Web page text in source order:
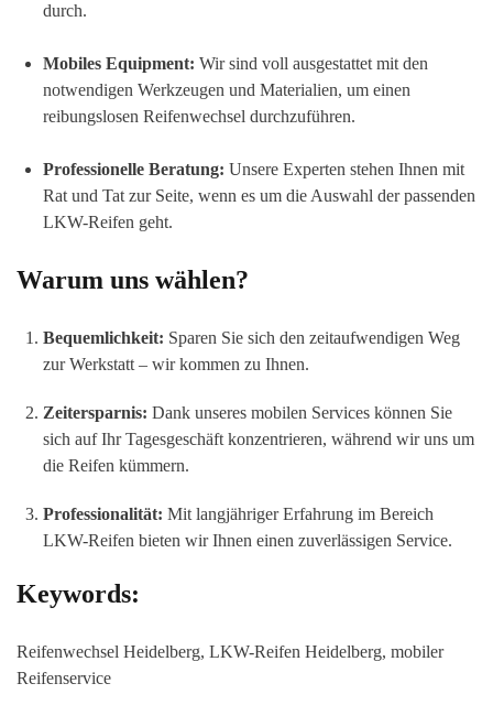
durch.
Mobiles Equipment: Wir sind voll ausgestattet mit den
notwendigen Werkzeugen und Materialien, um einen
reibungslosen Reifenwechsel durchzuführen.
Professionelle Beratung: Unsere Experten stehen Ihnen mit
Rat und Tat zur Seite, wenn es um die Auswahl der passenden
LKW-Reifen geht.
Warum uns wählen?
Bequemlichkeit: Sparen Sie sich den zeitaufwendigen Weg
zur Werkstatt – wir kommen zu Ihnen.
Zeitersparnis: Dank unseres mobilen Services können Sie
sich auf Ihr Tagesgeschäft konzentrieren, während wir uns um
die Reifen kümmern.
Professionalität: Mit langjähriger Erfahrung im Bereich
LKW-Reifen bieten wir Ihnen einen zuverlässigen Service.
Keywords:
Reifenwechsel Heidelberg, LKW-Reifen Heidelberg, mobiler
Reifenservice